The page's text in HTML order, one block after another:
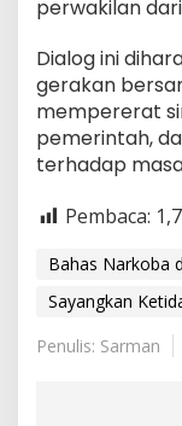
perwakilan
Dialog ini
gerakan
mempererat
pemerintah,
terhadap
Pembaca:
Bahas Narkoba
Sayangkan
Penulis: Sarman